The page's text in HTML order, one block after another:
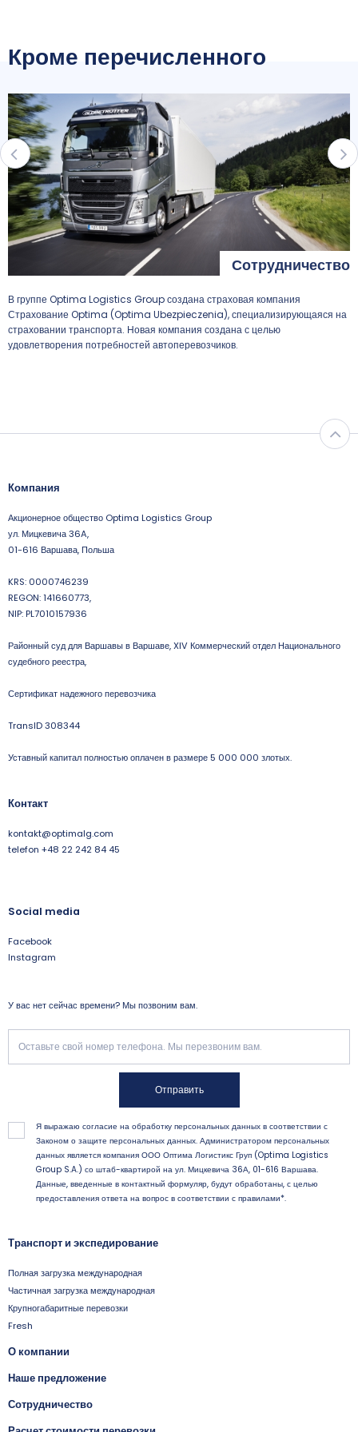
Кроме перечисленного
Сотрудничество
В группе Optima Logistics Group создана страховая компания
Страхование Optima (Optima Ubezpieczenia), специализирующаяся на
страховании транспорта. Новая компания создана с целью
удовлетворения потребностей автоперевозчиков.
Компания
Акционерное общество Optima Logistics Group
ул. Мицкевича 36A,
01-616 Варшава, Польша
KRS: 0000746239
REGON: 141660773,
NIP: PL7010157936
Районный суд для Варшавы в Варшаве, XIV Коммерческий отдел Национального
судебного реестра,
Сертификат надежного перевозчика
TransID 308344
Уставный капитал полностью оплачен в размере 5 000 000 злотых.
Контакт
kontakt@optimalg.com
telefon +48 22 242 84 45
Social media
Facebook
Instagram
У вас нет сейчас времени? Мы позвоним вам.
Отправить
Я выражаю согласие на обработку персональных данных в соответствии с
Законом о защите персональных данных. Администратором персональных
данных является компания ООО Оптима Логистикс Груп (Optima Logistics
Group S.A.) со штаб-квартирой на ул. Мицкевича 36А, 01-616 Варшава.
Данные, введенные в контактный формуляр, будут обработаны, с целью
предоставления ответа на вопрос в соответствии с правилами*.
Транспорт и экспедирование
Полная загрузка международная
Частичная загрузка международная
Крупногабаритные перевозки
Fresh
О компании
Наше предложение
Сотрудничество